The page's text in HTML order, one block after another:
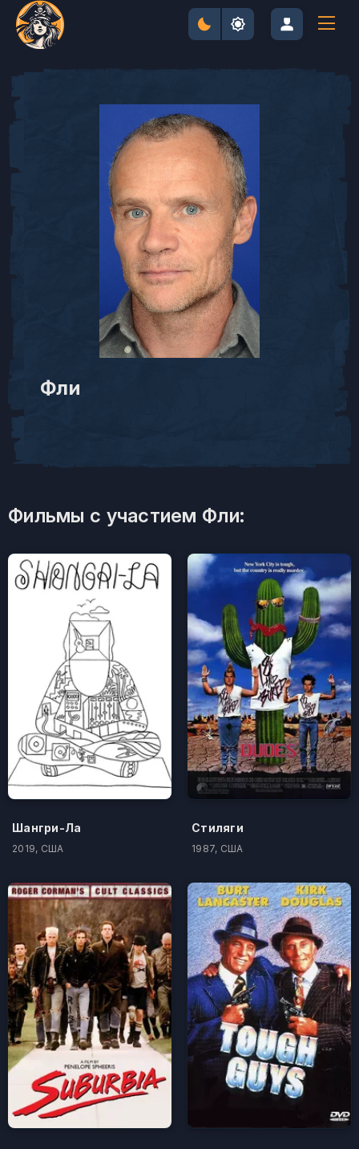
Фли
Фильмы с участием Фли:
Шангри-Ла
2019, США
Стиляги
1987, США